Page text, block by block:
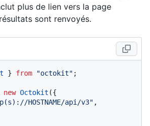
plus de lien vers la page
sont renvoyés.
} from "octokit" ;
new Octokit ({
HOSTNAME/api/v3" ,